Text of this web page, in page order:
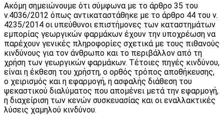
Ακόμη σημειώνουμε ότι σύμφωνα με το άρθρο 35 του
ν.4036/2012 όπως αντικαταστάθηκε με το άρθρο 44 του ν.
4235/2014 οι υπεύθυνοι επιστήμονες των καταστημάτων
εμπορίας γεωργικών φαρμάκων έχουν την υποχρέωση να
παρέχουν γενικές πληροφορίες σχετικά με τους πιθανούς
κινδύνους για τον άνθρωπο και το περιβάλλον από τη
χρήση των γεωργικών φαρμάκων. Τέτοιες πηγές κινδύνου,
είναι η έκθεση του χρήστη, ο ορθός τρόπος αποθήκευσης,
ο χειρισμός και η εφαρμογή, η ασφαλής διάθεση του
ψεκαστικού διαλύματος που απομένει μετά την εφαρμογή,
η διαχείριση των κενών συσκευασίας και οι εναλλακτικές
λύσεις χαμηλού κινδύνου.